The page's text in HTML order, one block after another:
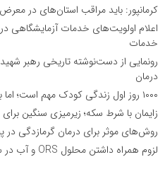
کرمانپور: باید مراقب استان‌های در
اعلام اولویت‌های خدمات آزمایشگاهی
خدمات
رونمایی از دست‌نوشته تاریخی رهبر
درمان
۱۰۰۰ روز اول زندگی کودک مهم است؛ اما بعد از آن چه؟
زایمان با شرط سکه؛ زیرمیزی سنگین برای
روش‌های موثر برای درمان گرمازدگی در
لزوم همراه داشتن محلول ORS و آب در سفر اربعین